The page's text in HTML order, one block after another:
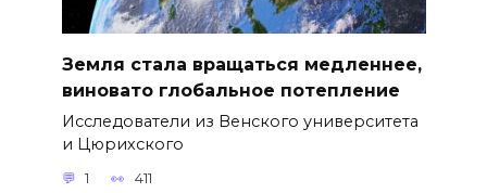
Земля стала вращаться медленнее,
виновато глобальное потепление
Исследователи из Венского университета
и Цюрихского
1 411